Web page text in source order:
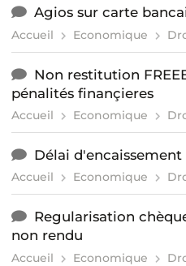
Agios sur carte
Accueil Economique
Non restitution
pénalités finançieres
Accueil Economique
Délai d'encaissement
Accueil Economique
Regularisation
non rendu
Accueil Economique